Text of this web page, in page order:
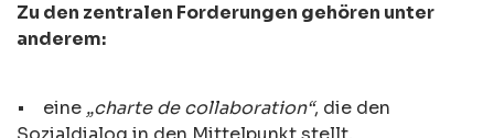
Zu den zentralen Forderungen gehören unter
anderem:
• eine „charte de collaboration“, die den